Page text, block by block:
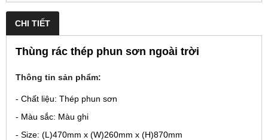
CHI TIẾT
Thùng rác thép phun sơn ngoài trời
Thông tin sản phẩm:
- Chất liệu: Thép phun sơn
- Màu sắc: Màu ghi
- Size: (L)470mm x (W)260mm x (H)870mm